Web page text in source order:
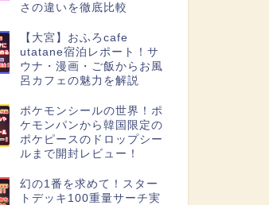
さの違いを徹底比較
【大宮】おふろcafe
utatane宿泊レポート！サ
ウナ・漫画・ご飯からお風
呂カフェの魅力を解説
ポケモンシールの世界！ポ
ケモンパンから韓国限定の
ポケピースのドロップシー
ルまで開封レビュー！
幻の1番を求めて！スター
トデッキ100重量サーチ実